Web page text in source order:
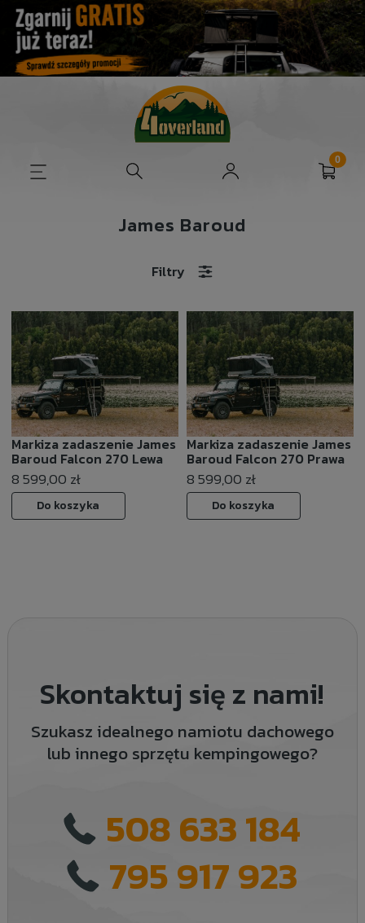
James Baroud
Filtry
Markiza zadaszenie James
Baroud Falcon 270 Lewa
8 599,00 zł
Do koszyka
Markiza zadaszenie James
Baroud Falcon 270 Prawa
8 599,00 zł
Do koszyka
Skontaktuj się z nami!
Szukasz idealnego namiotu dachowego
lub innego sprzętu kempingowego?
508 633 184
795 917 923